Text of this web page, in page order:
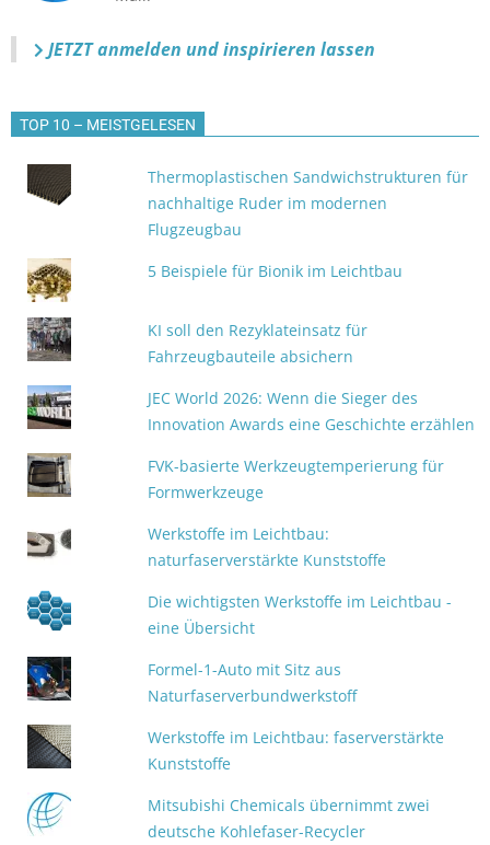
JETZT anmelden und inspirieren lassen
TOP 10 – MEISTGELESEN
Thermoplastischen Sandwichstrukturen für
nachhaltige Ruder im modernen
Flugzeugbau
5 Beispiele für Bionik im Leichtbau
KI soll den Rezyklateinsatz für
Fahrzeugbauteile absichern
JEC World 2026: Wenn die Sieger des
Innovation Awards eine Geschichte erzählen
FVK-basierte Werkzeugtemperierung für
Formwerkzeuge
Werkstoffe im Leichtbau:
naturfaserverstärkte Kunststoffe
Die wichtigsten Werkstoffe im Leichtbau -
eine Übersicht
Formel-1-Auto mit Sitz aus
Naturfaserverbundwerkstoff
Werkstoffe im Leichtbau: faserverstärkte
Kunststoffe
Mitsubishi Chemicals übernimmt zwei
deutsche Kohlefaser-Recycler